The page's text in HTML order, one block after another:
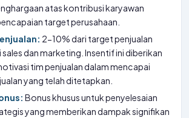
atas kontribusi karyawan
target perusahaan.
2-10% dari target penjualan
sales dan marketing. Insentif ini diberikan
tim penjualan dalam mencapai
yang telah ditetapkan.
Bonus khusus untuk penyelesaian
yang memberikan dampak signifikan